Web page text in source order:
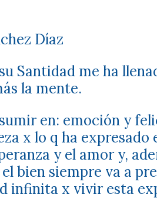
Díaz
Santidad me ha
la mente.
en: emoción y
x lo q ha expresado
y el amor y,
bien siempre va a
infinita x vivir esta